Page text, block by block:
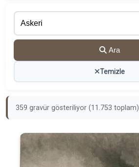
Ara
Temizle
359 gravür gösteriliyor (11.753 toplam)